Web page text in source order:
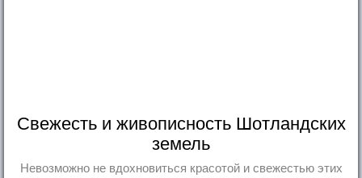
Свежесть и живописность Шотландских
земель
Невозможно не вдохновиться красотой и свежестью этих